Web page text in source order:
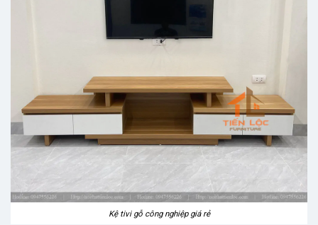
Kệ tivi gỗ công nghiệp giá rẻ